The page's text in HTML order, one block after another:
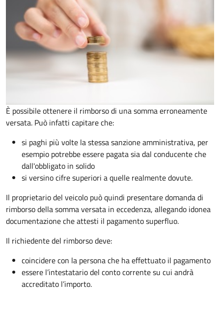
È possibile ottenere il rimborso di una somma erroneamente
versata. Può infatti capitare che:
si paghi più volte la stessa sanzione amministrativa, per
esempio potrebbe essere pagata sia dal conducente che
dall'obbligato in solido
si versino cifre superiori a quelle realmente dovute.
Il proprietario del veicolo può quindi presentare domanda di
rimborso della somma versata in eccedenza, allegando idonea
documentazione che attesti il pagamento superfluo.
Il richiedente del rimborso deve:
coincidere con la persona che ha effettuato il pagamento
essere l’intestatario del conto corrente su cui andrà
accreditato l’importo.